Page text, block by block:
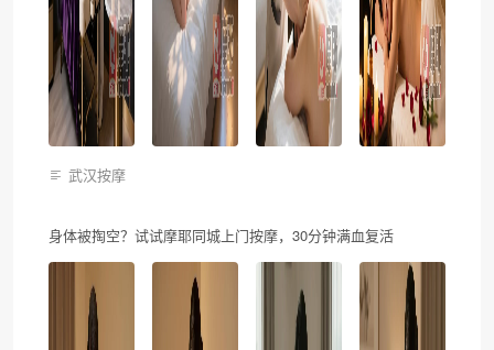
武汉按摩
身体被掏空？试试摩耶同城上门按摩，30分钟满血复活